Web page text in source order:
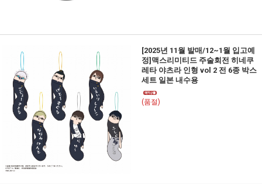
[2025년 11월 발매/12~1월 입고예
정]맥스리미티드 주술회전 히네쿠
레타 야츠라 인형 vol 2 전 6종 박스
세트 일본 내수용
(품절)